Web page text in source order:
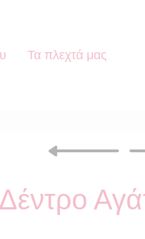
Τα πλεχτά μας
€3.00 € 2.90